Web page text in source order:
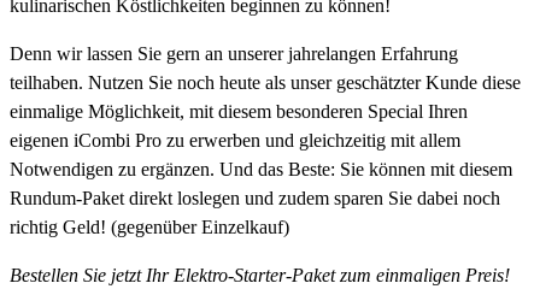
kulinarischen Köstlichkeiten beginnen zu können!
Denn wir lassen Sie gern an unserer jahrelangen Erfahrung
teilhaben. Nutzen Sie noch heute als unser geschätzter Kunde diese
einmalige Möglichkeit, mit diesem besonderen Special Ihren
eigenen iCombi Pro zu erwerben und gleichzeitig mit allem
Notwendigen zu ergänzen. Und das Beste: Sie können mit diesem
Rundum-Paket direkt loslegen und zudem sparen Sie dabei noch
richtig Geld! (gegenüber Einzelkauf)
Bestellen Sie jetzt Ihr Elektro-Starter-Paket zum einmaligen Preis!